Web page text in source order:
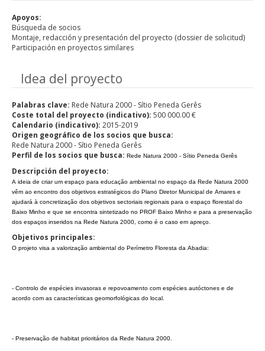
Apoyos:
Búsqueda de socios
Montaje, redacción y presentación del proyecto (dossier de solicitud)
Participación en proyectos similares
Hide
Idea del proyecto
Palabras clave: Rede Natura 2000 - Sítio Peneda Gerês
Coste total del proyecto (indicativo): 500 000.00 €
Calendario (indicativo): 2015-2019
Origen geográfico de los socios que busca:
Rede Natura 2000 - Sítio Peneda Gerês
Perfil de los socios que busca: Rede Natura 2000 - Sítio Peneda Gerês
Descripción del proyecto:
A ideia de criar um espaço para educação ambiental no espaço da Rede Natura 2000
vêm ao encontro dos objetivos estratégicos do Plano Diretor Municipal de Amares e
ajudará à concretização dos objetivos sectoriais regionais para o espaço florestal do
Baixo Minho e que se encontra sintetizado no PROF Baixo Minho e para a preservação
dos espaços inseridos na Rede Natura 2000, como é o caso em apreço.
Objetivos principales:
O projeto visa a valorização ambiental do Perímetro Floresta da Abadia:
- Controlo de espécies invasoras e repovoamento com espécies autóctones e de
acordo com as características geomorfológicas do local.
- Preservação de habitat prioritários da Rede Natura 2000.